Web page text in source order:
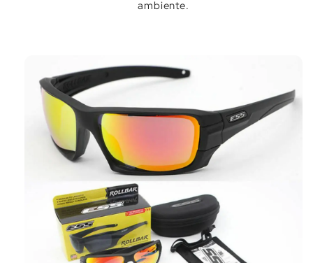
ambiente.